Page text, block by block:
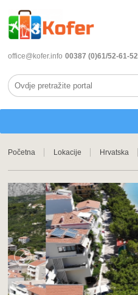
office@kofer.info 00387 (0)61/52-61-52
Početna Lokacije Hrvatska